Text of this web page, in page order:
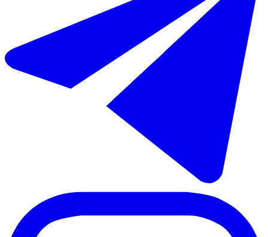
€769.000
Продажа апартаментов на среднем этаже в Higueron